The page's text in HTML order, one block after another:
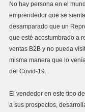
No hay persona en el
emprendedor que se
desamparado que un
que esté acostumbrado a
ventas B2B y no pueda
misma manera que lo
del Covid-19.
El vendedor en este tipo
a sus prospectos,